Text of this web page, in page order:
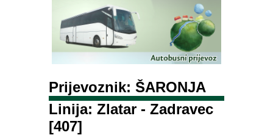
Prijevoznik: ŠARONJA
Linija: Zlatar - Zadravec
[407]